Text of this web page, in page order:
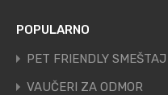
POPULARNO
PET FRIENDLY SMEŠTAJ
VAUČERI ZA ODMOR